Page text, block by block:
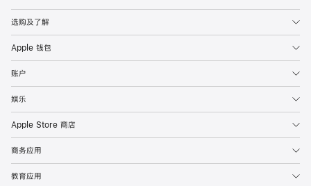
选购及了解
Apple 钱包
账户
娱乐
Apple Store 商店
商务应用
教育应用